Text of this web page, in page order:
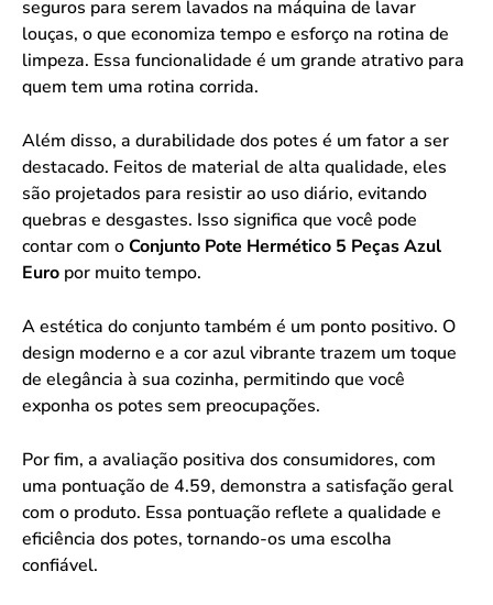
seguros para serem lavados na máquina de lavar
louças, o que economiza tempo e esforço na rotina de
limpeza. Essa funcionalidade é um grande atrativo para
quem tem uma rotina corrida.
Além disso, a durabilidade dos potes é um fator a ser
destacado. Feitos de material de alta qualidade, eles
são projetados para resistir ao uso diário, evitando
quebras e desgastes. Isso significa que você pode
contar com oConjunto Pote Hermético 5 Peças Azul
Euro por muito tempo.
A estética do conjunto também é um ponto positivo. O
design moderno e a cor azul vibrante trazem um toque
de elegância à sua cozinha, permitindo que você
exponha os potes sem preocupações.
Por fim, a avaliação positiva dos consumidores, com
uma pontuação de 4.59, demonstra a satisfação geral
com o produto. Essa pontuação reflete a qualidade e
eficiência dos potes, tornando-os uma escolha
confiável.